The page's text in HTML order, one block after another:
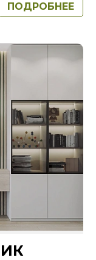
ПОДРОБНЕЕ